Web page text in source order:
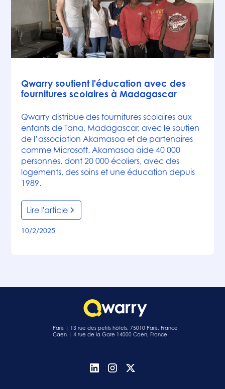
Qwarry soutient l'éducation avec des
fournitures scolaires à Madagascar
Qwarry distribue des fournitures scolaires aux
enfants de Tana, Madagascar, avec le soutien
de l’association Akamasoa et de partenaires
comme Microsoft. Akamasoa aide 40 000
personnes, dont 20 000 écoliers, avec des
logements, des soins et une éducation depuis
1989.
Lire l'article
10/2/2025
Paris | 13 rue des petits hôtels, 75010 Paris, France
Caen | 4 rue de la Gare 14000 Caen, France